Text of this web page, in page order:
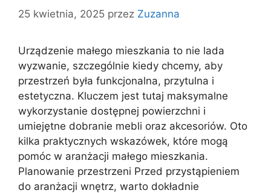
25 kwietnia, 2025 przez Zuzanna
Urządzenie małego mieszkania to nie lada
wyzwanie, szczególnie kiedy chcemy, aby
przestrzeń była funkcjonalna, przytulna i
estetyczna. Kluczem jest tutaj maksymalne
wykorzystanie dostępnej powierzchni i
umiejętne dobranie mebli oraz akcesoriów. Oto
kilka praktycznych wskazówek, które mogą
pomóc w aranżacji małego mieszkania.
Planowanie przestrzeni Przed przystąpieniem
do aranżacji wnętrz, warto dokładnie